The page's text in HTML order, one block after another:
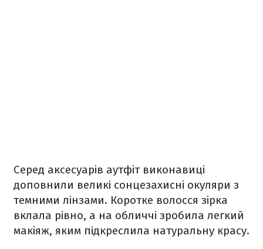
Серед аксесуарів аутфіт виконавиці
доповнили великі сонцезахисні окуляри з
темними лінзами. Коротке волосся зірка
вклала рівно, а на обличчі зробила легкий
макіяж, яким підкреслила натуральну красу.